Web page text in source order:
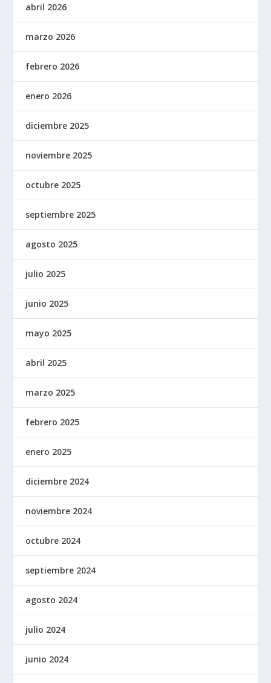
abril 2026
marzo 2026
febrero 2026
enero 2026
diciembre 2025
noviembre 2025
octubre 2025
septiembre 2025
agosto 2025
julio 2025
junio 2025
mayo 2025
abril 2025
marzo 2025
febrero 2025
enero 2025
diciembre 2024
noviembre 2024
octubre 2024
septiembre 2024
agosto 2024
julio 2024
junio 2024